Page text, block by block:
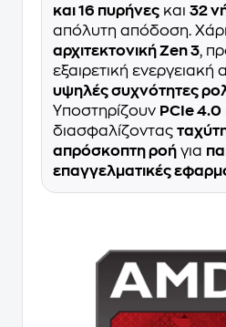
και 16 πυρήνες και 32
απόλυτη απόδοση.
αρχιτεκτονική Zen 3,
εξαιρετική ενεργειακή
υψηλές συχνότητες
Υποστηρίζουν PCIe 4.0
διασφαλίζοντας
απρόσκοπτη ροή για
επαγγελματικές